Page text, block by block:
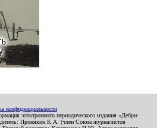
конфиденциальности
электронного периодического издания «Дебри-
Пронякин К.А. (член Союза журналистов